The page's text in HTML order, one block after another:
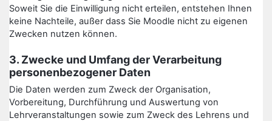
Soweit Sie die Einwilligung nicht erteilen, entstehen Ihnen
keine Nachteile, außer dass Sie Moodle nicht zu eigenen
Zwecken nutzen können.
3. Zwecke und Umfang der Verarbeitung
personenbezogener Daten
Die Daten werden zum Zweck der Organisation,
Vorbereitung, Durchführung und Auswertung von
Lehrveranstaltungen sowie zum Zweck des Lehrens und